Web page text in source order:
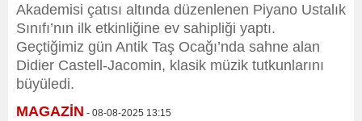
Akademisi çatısı altında düzenlenen Piyano Ustalık
Sınıfı’nın ilk etkinliğine ev sahipliği yaptı.
Geçtiğimiz gün Antik Taş Ocağı’nda sahne alan
Didier Castell-Jacomin, klasik müzik tutkunlarını
büyüledi.
MAGAZİN - 08-08-2025 13:15